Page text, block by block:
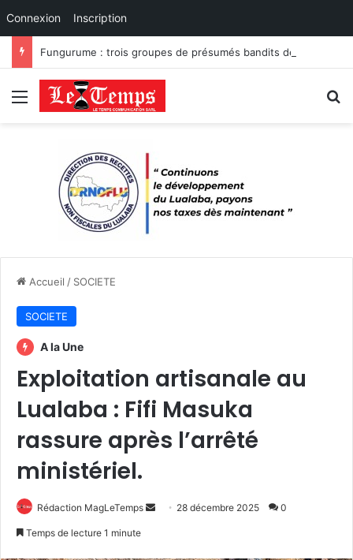
Connexion Inscription
Menu
Accueil / SOCIETE
SOCIETE
A la Une
Exploitation artisanale au
Lualaba : Fifi Masuka
rassure après l’arrêté
ministériel.
Rédaction MagLeTemps
Envoyer28 décembre 2025 0
Temps de lecture 1 minute